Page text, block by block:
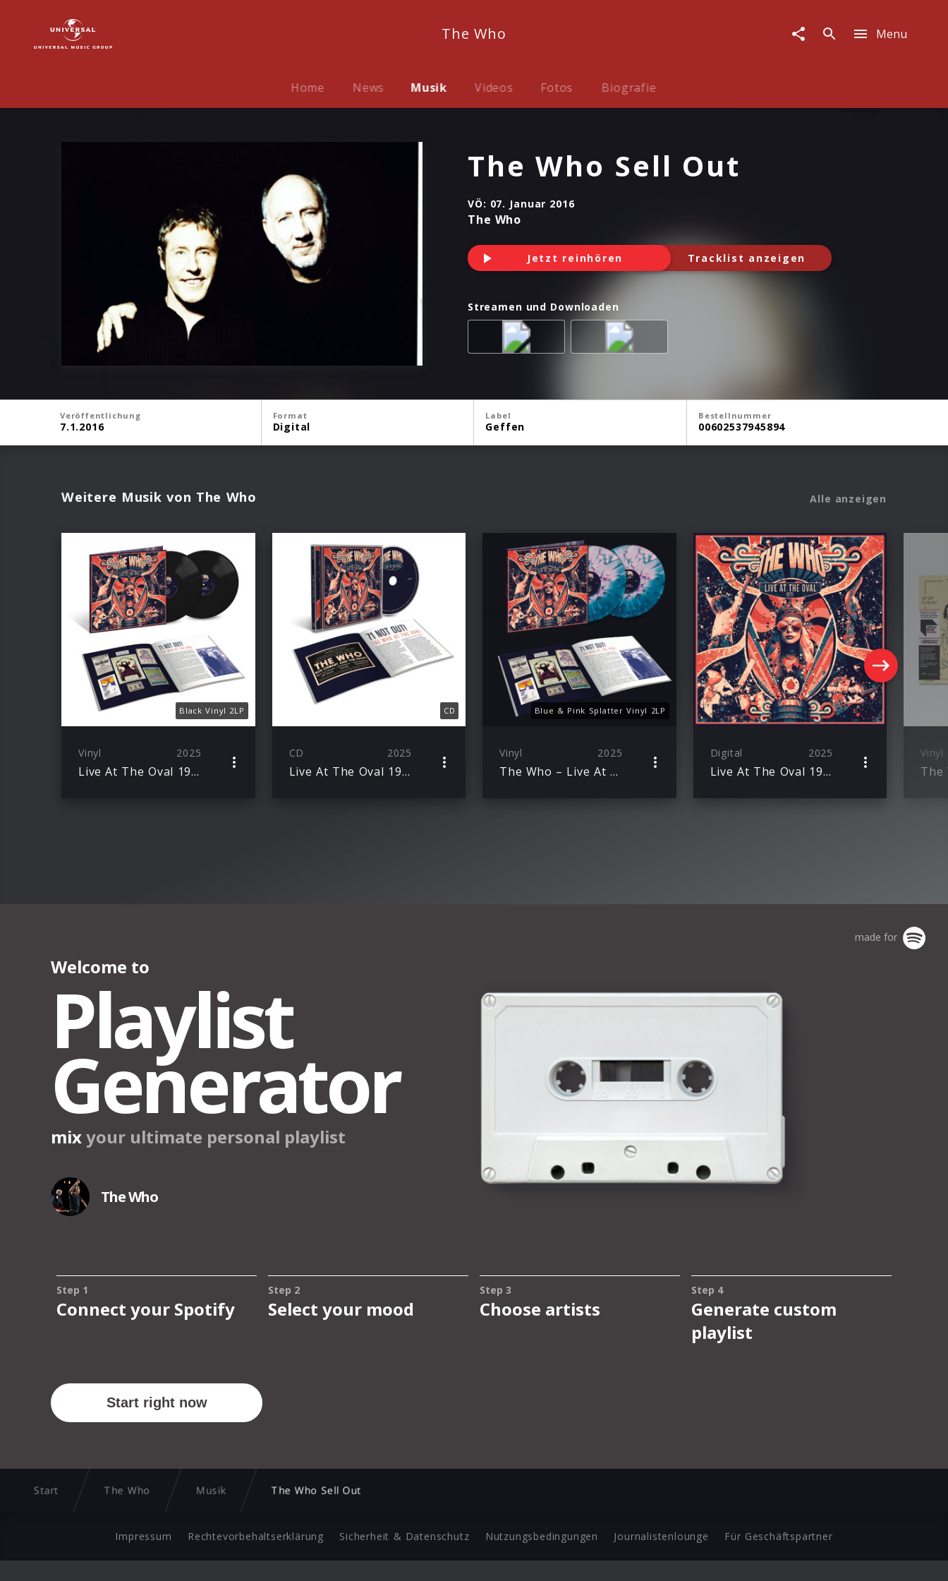
Who
The Who Menu
Home News Musik Videos Fotos Biografie
The Who Sell Out
VÖ: 07. Januar 2016
The Who
Jetzt reinhören Tracklist anzeigen
Streamen und Downloaden
Veröffentlichung
7.1.2016
Format
Digital
Label
Geffen
Bestellnummer
00602537945894
Weitere Musik von The Who Alle anzeigen
Black Vinyl 2LP
Vinyl 2025
Live At The Oval 1971
CD
CD 2025
Live At The Oval 1971
Blue & Pink Splatter Vinyl 2LP
Vinyl 2025
The Who – Live At The Oval 1971 (Ltd D2C Col 2LP)
Digital 2025
Live At The Oval 1971
Vinyl
Start The Who Musik The Who Sell Out
Impressum Rechtevorbehaltserklärung Sicherheit & Datenschutz Nutzungsbedingungen Journalistenlounge Für Geschäftspartner